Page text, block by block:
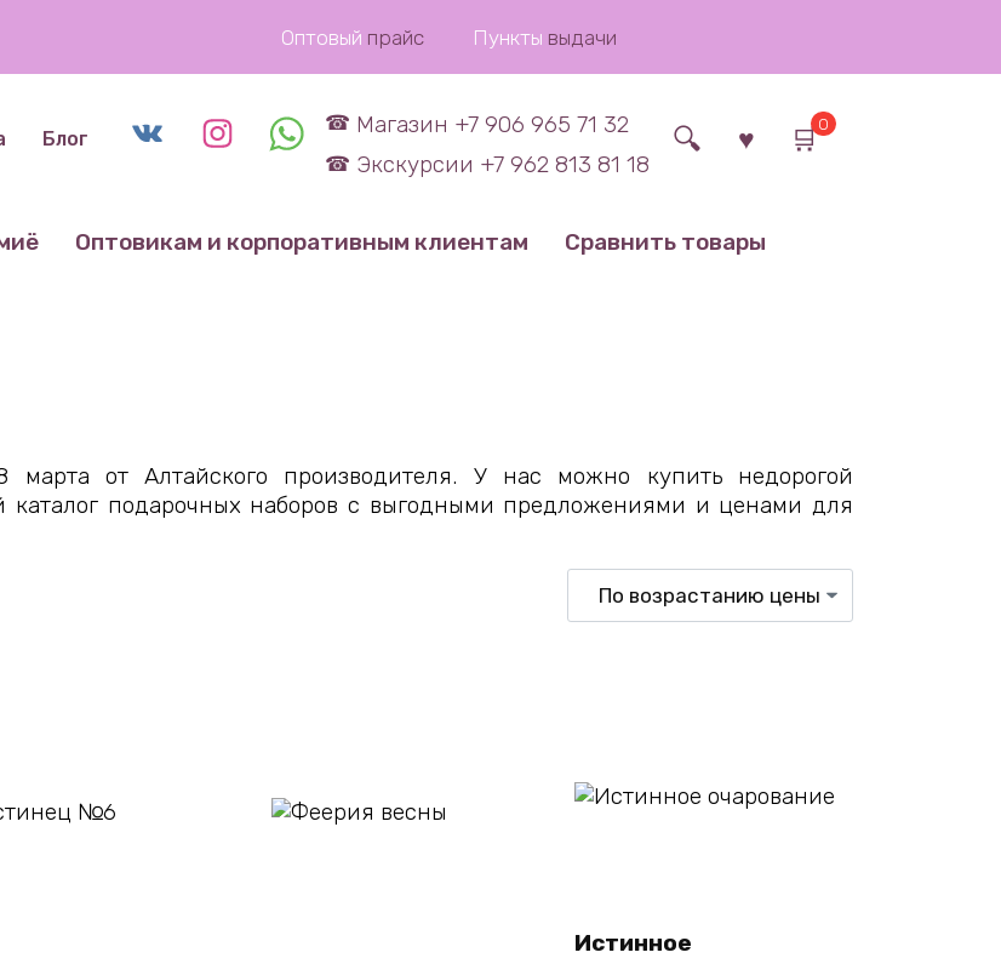
Оптовый прайс Пункты выдачи
Блог
Магазин +7 906 965 71 32
Экскурсии +7 962 813 81 18
0
Оптовикам и корпоративным клиентам Сравнить товары
от Алтайского производителя. У нас можно купить недорогой
подарочных наборов с выгодными предложениями и ценами для
Истинное